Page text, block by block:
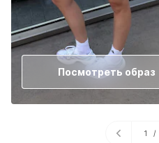
Посмотреть образ
1 /